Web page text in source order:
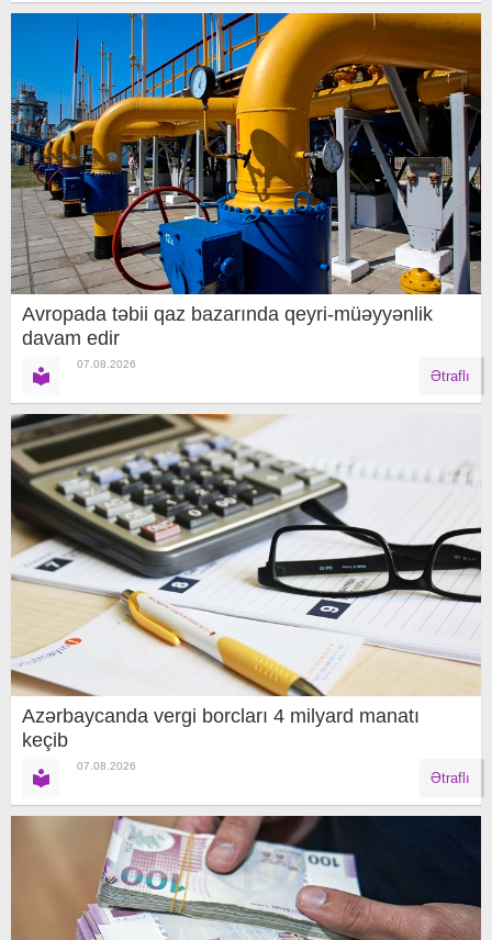
Avropada təbii qaz bazarında qeyri-müəyyənlik
davam edir
07.08.2026
Ətraflı
Azərbaycanda vergi borcları 4 milyard manatı
keçib
07.08.2026
Ətraflı